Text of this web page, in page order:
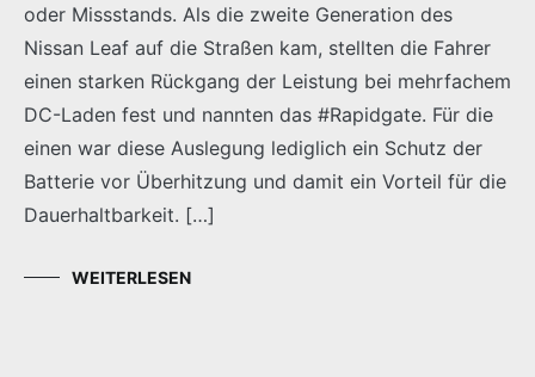
oder Missstands. Als die zweite Generation des
Nissan Leaf auf die Straßen kam, stellten die Fahrer
einen starken Rückgang der Leistung bei mehrfachem
DC-Laden fest und nannten das #Rapidgate. Für die
einen war diese Auslegung lediglich ein Schutz der
Batterie vor Überhitzung und damit ein Vorteil für die
Dauerhaltbarkeit. […]
WEITERLESEN